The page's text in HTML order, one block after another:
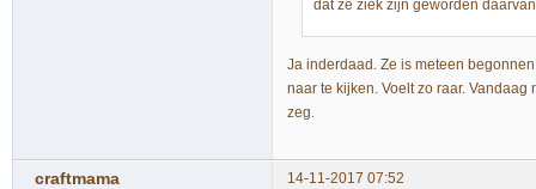
dat ze ziek zijn geworden
Ja inderdaad. Ze is meteen
naar te kijken. Voelt zo raar.
zeg.
craftmama
14-11-2017 07:52